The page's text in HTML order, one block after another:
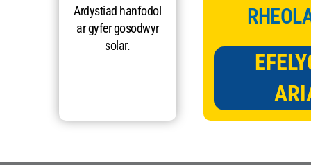
Ardystiad hanfodol
ar gyfer gosodwyr
solar.